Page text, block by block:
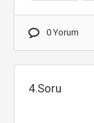
0 Yorum
4.Soru